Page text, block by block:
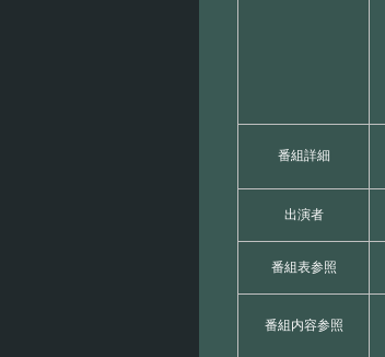
番組詳細
出演者
番組表参照
番組内容参照